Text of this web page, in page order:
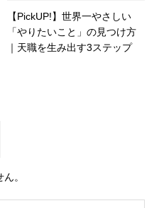
【PickUP!】世界一やさしい
「やりたいこと」の見つけ方
｜天職を生み出す3ステップ
。